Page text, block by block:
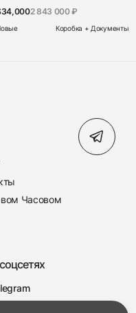
22-37
2 843 000 ₽
Коробка + Документы
Часовом